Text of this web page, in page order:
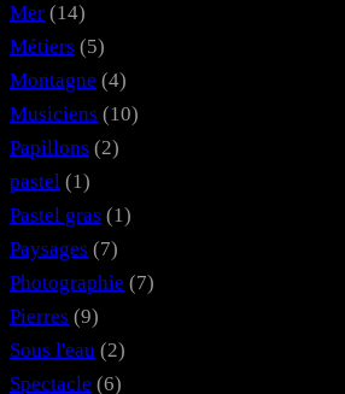
Mer (14)
Métiers (5)
Montagne (4)
Musiciens (10)
Papillons (2)
pastel (1)
Pastel gras (1)
Paysages (7)
Photographie (7)
Pierres (9)
Sous l'eau (2)
Spectacle (6)